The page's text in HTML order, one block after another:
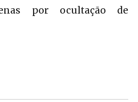
por ocultação de